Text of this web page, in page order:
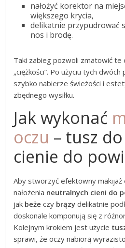
nałożyć korektor na
większego krycia,
delikatnie przypudrować
nos i brodę.
Taki zabieg pozwoli zmatowić
„ciężkości”. Po użyciu tych
szybko nabierze świeżości i
zbędnego wysiłku.
Jak wykonać
oczu – tusz
cienie do
Aby stworzyć efektowny makijaż
nałożenia neutralnych cieni do
jak beże czy brązy delikatnie
doskonale komponują się z
Kolejnym krokiem jest użycie
sprawi, że oczy nabiorą